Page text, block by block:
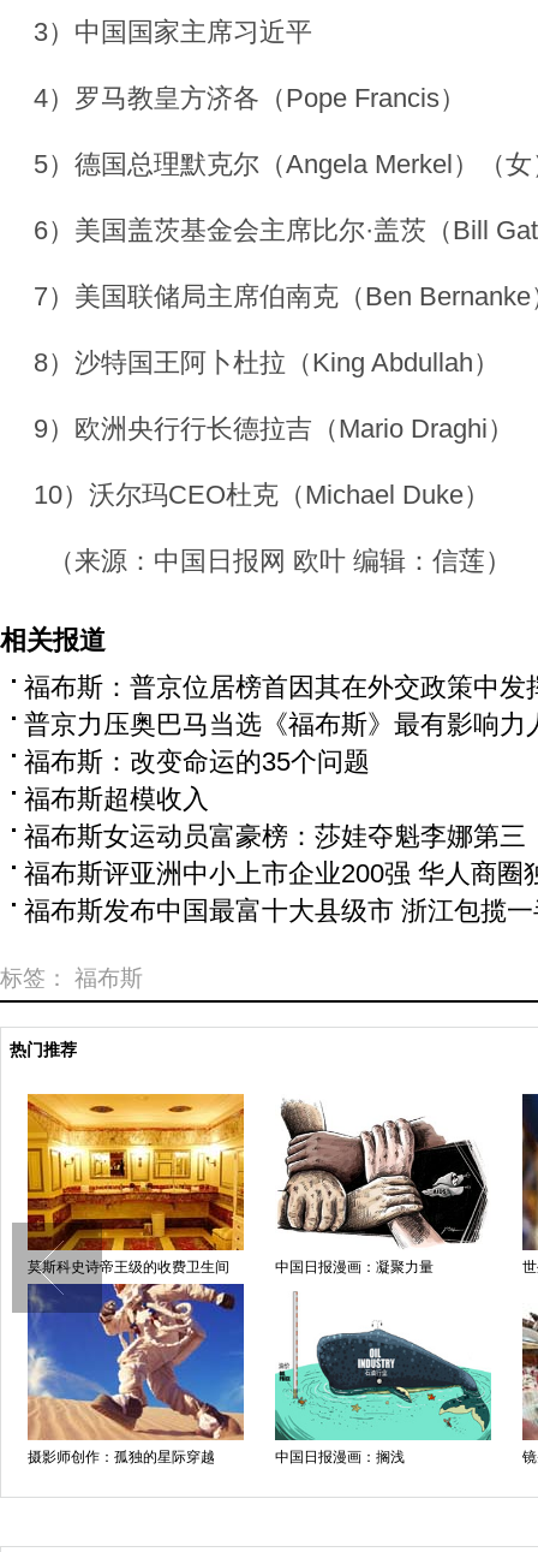
3）中国国家主席习近平
4）罗马教皇方济各（Pope Francis）
5）德国总理默克尔（Angela Merkel）（女
6）美国盖茨基金会主席比尔·盖茨（Bill
7）美国联储局主席伯南克（Ben Bernanke
8）沙特国王阿卜杜拉（King Abdullah）
9）欧洲央行行长德拉吉（Mario Draghi）
10）沃尔玛CEO杜克（Michael Duke）
（来源：中国日报网 欧叶 编辑：信莲）
相关报道
福布斯：普京位居榜首因其在外交政策中发
普京力压奥巴马当选《福布斯》最有影响力
福布斯：改变命运的35个问题
福布斯超模收入
福布斯女运动员富豪榜：莎娃夺魁李娜第三
福布斯评亚洲中小上市企业200强 华人商圈
福布斯发布中国最富十大县级市 浙江包揽
标签： 福布斯
热门推荐
莫斯科史诗帝王级的收费卫生间 中国日报漫画：凝聚力量
摄影师创作：孤独的星际穿越 中国日报漫画：搁浅